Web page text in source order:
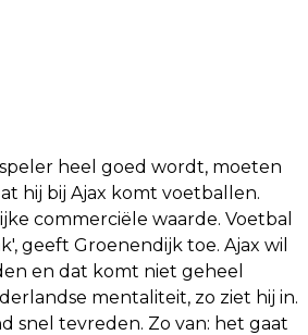
heel goed wordt, moeten
hij bij Ajax komt voetballen.
commerciële waarde. Voetbal
geeft Groenendijk toe. Ajax wil
en dat komt niet geheel
mentaliteit, zo ziet hij in.
snel tevreden. Zo van: het gaat